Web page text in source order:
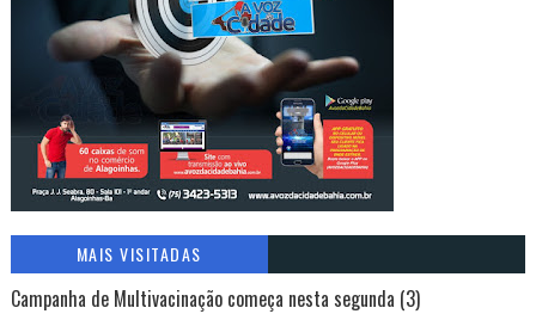
MAIS VISITADAS
Campanha de Multivacinação começa nesta segunda (3)